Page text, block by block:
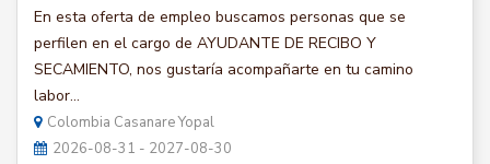
En esta oferta de empleo buscamos personas que se
perfilen en el cargo de AYUDANTE DE RECIBO Y
SECAMIENTO, nos gustaría acompañarte en tu camino
labor...
Colombia Casanare Yopal
2026-08-31 - 2027-08-30